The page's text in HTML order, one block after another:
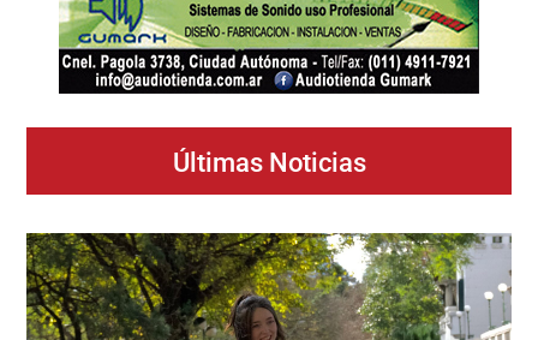
Últimas Noticias